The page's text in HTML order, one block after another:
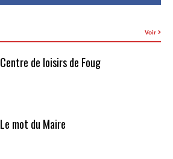
Voir
Centre de loisirs de Foug
Le mot du Maire